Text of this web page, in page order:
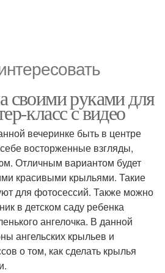
своими руками для
класс с видео
вечеринке быть в центре
восторженные взгляды,
Отличным вариантом будет
красивыми крыльями. Такие
для фотосессий. Также можно
в детском саду ребенка
ангелочка. В данной
ангельских крыльев и
о том, как сделать крылья